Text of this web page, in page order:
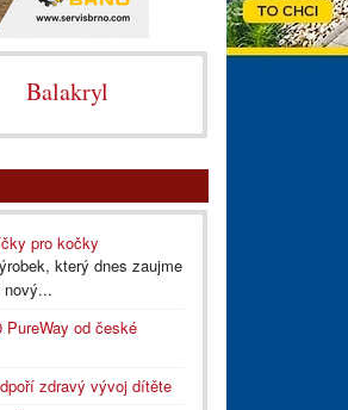
Balakryl
pro kočky
který dnes zaujme
od české
zdravý vývoj dítěte